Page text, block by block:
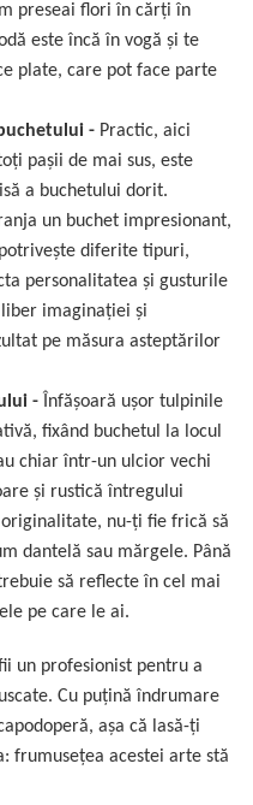
preseai flori în cărți în
este încă în vogă şi te
plate, care pot face parte
- Practic, aici
paşii de mai sus, este
a buchetului dorit.
un buchet impresionant,
diferite tipuri,
personalitatea și gusturile
imaginaţiei şi
pe măsura asteptărilor
- Înfăşoară ușor tulpinile
fixând buchetul la locul
chiar într-un ulcior vechi
și rustică întregului
nu-ţi fie frică să
dantelă sau mărgele. Până
să reflecte în cel mai
pe care le ai.
un profesionist pentru a
Cu puțină îndrumare
aşa că lasă-ţi
frumusețea acestei arte stă